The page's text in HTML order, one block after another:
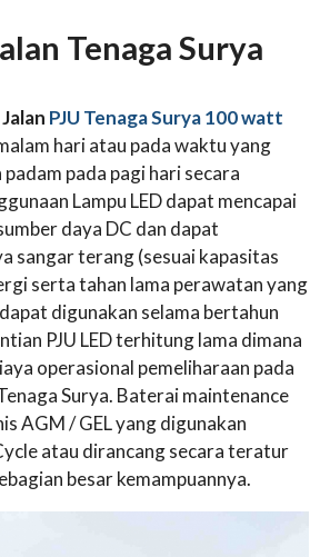
Tenaga Surya
PJU Tenaga Surya 100 watt
hari atau pada waktu yang
pada pagi hari secara
Lampu LED dapat mencapai
daya DC dan dapat
sangar terang (sesuai kapasitas
serta tahan lama perawatan yang
digunakan selama bertahun
PJU LED terhitung lama dimana
operasional pemeliharaan pada
Surya. Baterai maintenance
AGM / GEL yang digunakan
atau dirancang secara teratur
besar kemampuannya.